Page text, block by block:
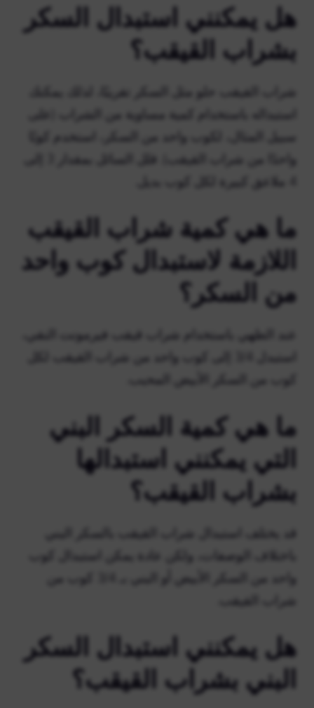
هل يمكنني استبدال السكر
بشراب القيقب؟
شراب القيقب حلو مثل السكر تقريبًا، لذلك يمكنك
استبداله باستخدام كمية مساوية من الشراب (على
سبيل المثال، لكوب واحد من السكر، استخدم كوبًا
ما هي كمية شراب القيقب
اللازمة لاستبدال كوب واحد
من السكر؟
عند الطهي باستخدام شراب قيقب فيرمونت النقي،
استبدل 3/4 إلى كوب واحد من شراب القيقب لكل
كوب من السكر الأبيض المحبب.
ما هي كمية السكر البني
التي يمكنني استبدالها
بشراب القيقب؟
قد يختلف استبدال شراب القيقب بالسكر البني
باختلاف الوصفات، ولكن عادة يمكن استبدال كوب
واحد من السكر الأبيض أو البني بـ 3/4 كوب من
شراب القيقب.
هل يمكنني استبدال السكر
البني بشراب القيقب؟